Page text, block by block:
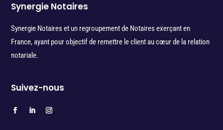
Synergie Notaires
Synergie Notaires et un regroupement de Notaires exerçant en
France, ayant pour objectif de remettre le client au cœur de la relation
notariale.
Suivez-nous